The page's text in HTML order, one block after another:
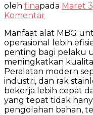
oleh finapada Maret
Komentar
Alat
MBG
Untuk
Produksi
Dapur
Manfaat alat MBG
operasional lebih
penting bagi pelaku
meningkatkan
Peralatan modern
industri, dan rak
bekerja lebih cepat
yang tepat tidak
pengolahan bahan,